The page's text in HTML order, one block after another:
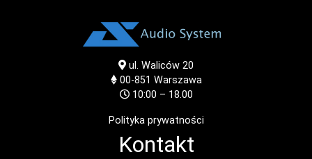
ul. Waliców 20
00-851 Warszawa
10:00 – 18.00
Polityka prywatności
Kontakt